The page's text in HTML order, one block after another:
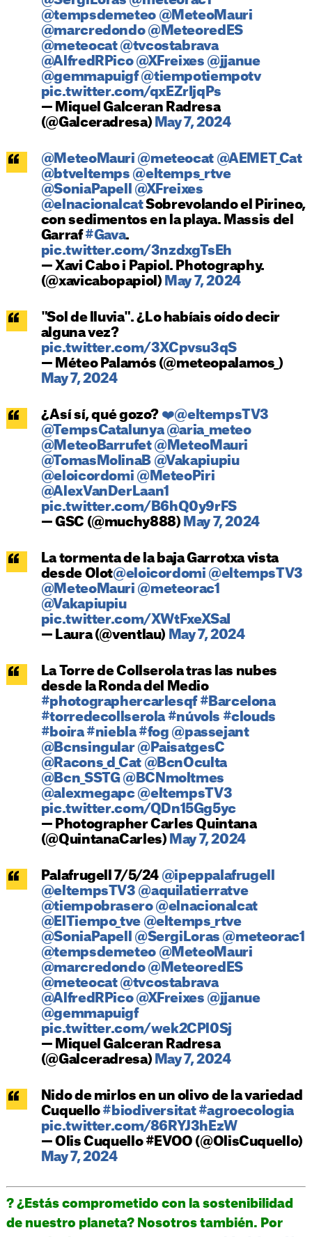
@tempsdemeteo @MeteoMauri
@marcredondo @MeteoredES
@meteocat @tvcostabrava
@AlfredRPico @XFreixes @jjanue
@gemmapuigf @tiempotiempotv
pic.twitter.com/qxEZrIjqPs
— Miquel Galceran Radresa
(@Galceradresa) May 7, 2024
@MeteoMauri @meteocat @AEMET_Cat
@btveltemps @eltemps_rtve
@SoniaPapell
@XFreixes
@elnacionalcatSobrevolando el Pirineo,
con sedimentos en la playa. Massis del
Garraf #Gava.
pic.twitter.com/3nzdxgTsEh
— Xavi Cabo i Papiol. Photography.
(@xavicabopapiol) May 7, 2024
"Sol de lluvia". ¿Lo habíais oído decir
alguna vez?
pic.twitter.com/3XCpvsu3qS
— Méteo Palamós (@meteopalamos_)
May 7, 2024
¿Así sí, qué gozo? ❤️@eltempsTV3
@TempsCatalunya @aria_meteo
@MeteoBarrufet @MeteoMauri
@TomasMolinaB @Vakapiupiu
@eloicordomi @MeteoPiri
@AlexVanDerLaan1
pic.twitter.com/B6hQ0y9rFS
— GSC (@muchy888) May 7, 2024
La tormenta de la baja Garrotxa vista
desde Olot@eloicordomi @eltempsTV3
@MeteoMauri @meteorac1
@Vakapiupiu
pic.twitter.com/XWtFxeXSaI
— Laura (@ventlau) May 7, 2024
La Torre de Collserola tras las nubes
desde la Ronda del Medio
#photographercarlesqf #Barcelona
#torredecollserola #núvols #clouds
#boira #niebla #fog @passejant
@Bcnsingular @PaisatgesC
@Racons_d_Cat @BcnOculta
@Bcn_SSTG @BCNmoltmes
@alexmegapc @eltempsTV3
pic.twitter.com/QDn15Gg5yc
— Photographer Carles Quintana
(@QuintanaCarles) May 7, 2024
Palafrugell 7/5/24 @ipeppalafrugell
@eltempsTV3 @aquilatierratve
@tiempobrasero @elnacionalcat
@ElTiempo_tve @eltemps_rtve
@SoniaPapell
@SergiLoras @meteorac1
@tempsdemeteo @MeteoMauri
@marcredondo @MeteoredES
@meteocat @tvcostabrava
@AlfredRPico @XFreixes @jjanue
@gemmapuigf
pic.twitter.com/wek2CPl0Sj
— Miquel Galceran Radresa
(@Galceradresa) May 7, 2024
Nido de mirlos en un olivo de la variedad
Cuquello #biodiversitat #agroecologia
pic.twitter.com/86RYJ3hEzW
— Olis Cuquello #EVOO (@OlisCuquello)
May 7, 2024
? ¿Estás comprometido con la sostenibilidad
de nuestro planeta? Nosotros también. Por